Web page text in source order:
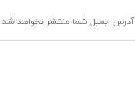
آدرس ایمیل شما منتشر نخواهد شد.